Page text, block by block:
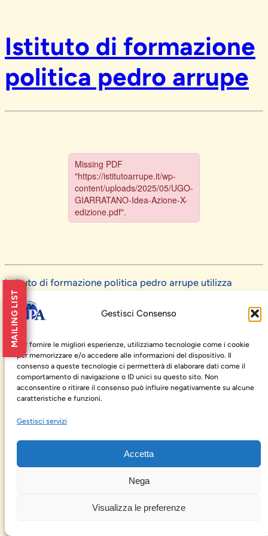
Gestisci Consenso
Per fornire le migliori esperienze, utilizziamo tecnologie come i cookie
per memorizzare e/o accedere alle informazioni del dispositivo. Il
consenso a queste tecnologie ci permetterà di elaborare dati come il
comportamento di navigazione o ID unici su questo sito. Non
acconsentire o ritirare il consenso può influire negativamente su alcune
caratteristiche e funzioni.
Gestisci servizi
Accetta
Nega
Visualizza le preferenze
Istituto di formazione
politica pedro arrupe
Istituto di formazione politica pedro arrupe utilizza
WordPress
MAILING LIST